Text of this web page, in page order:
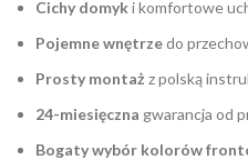
Cichy domyki komfortowe
Pojemne wnętrzedo
Prosty montaż z polską
24-miesięczna gwarancja od
Bogaty wybór kolorów